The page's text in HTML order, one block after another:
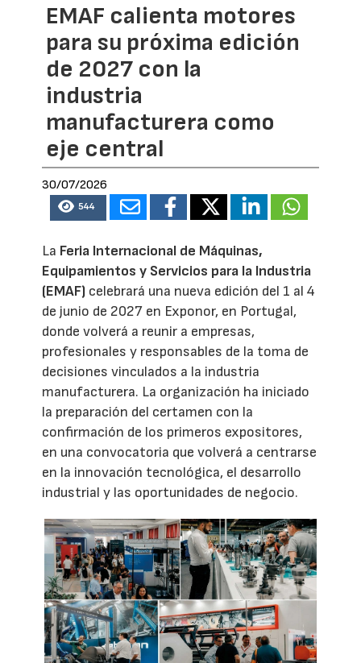
EMAF calienta motores
para su próxima edición
de 2027 con la
industria
manufacturera como
eje central
30/07/2026
544
La Feria Internacional de Máquinas,
Equipamientos y Servicios para la Industria
(EMAF) celebrará una nueva edición del 1 al 4
de junio de 2027 en Exponor, en Portugal,
donde volverá a reunir a empresas,
profesionales y responsables de la toma de
decisiones vinculados a la industria
manufacturera. La organización ha iniciado
la preparación del certamen con la
confirmación de los primeros expositores,
en una convocatoria que volverá a centrarse
en la innovación tecnológica, el desarrollo
industrial y las oportunidades de negocio.